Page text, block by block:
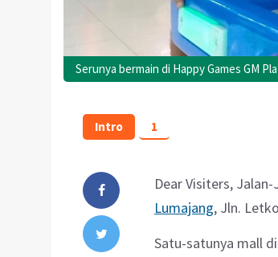
Serunya bermain di Happy Games GM
Intro 1
Dear Visiters,
Lumajang, Jln.
Satu-satunya mall